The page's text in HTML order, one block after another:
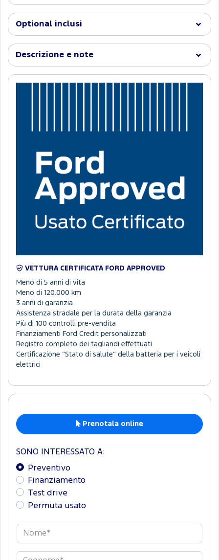
Optional inclusi
Descrizione e note
VETTURA CERTIFICATA FORD APPROVED
Meno di 5 anni di vita
Meno di 120.000 km
3 anni di garanzia
Assistenza stradale per la durata della garanzia
Più di 100 controlli pre-vendita
Finanziamenti Ford Credit personalizzati
Registro completo dei tagliandi effettuati
Certificazione “Stato di salute” della batteria per i veicoli
elettrici
Prenotala online
SONO INTERESSATO A:
Preventivo
Finanziamento
Test drive
Permuta usato